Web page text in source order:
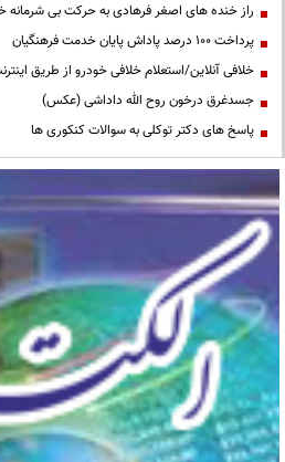
راز خنده های اصغر فرهادی به حرکت بی شرمانه
پرداخت ۱۰۰ درصد پاداش پایان خدمت فرهنگیان
خلافی آنلاین/استعلام خلافی خودرو از طریق
جسدغرق درخون روح الله داداشی (عکس)
پاسخ های دکتر توکلی به سوالات کنکوری ها